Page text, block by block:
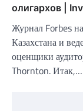
олигархов |
Журнал Forbes
Казахстана и
оценщики
Thornton. Итак,…